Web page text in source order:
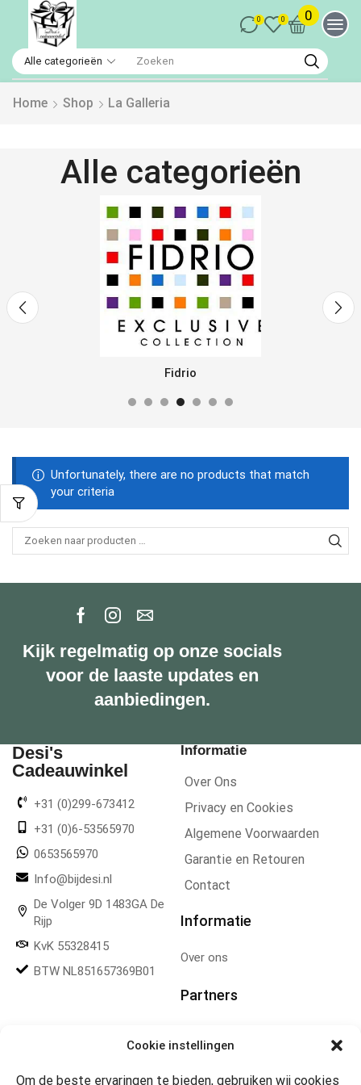
Cookie instellingen
Om de beste ervaringen te bieden, gebruiken wij cookies
0 0 0
Home Shop La Galleria
Alle categorieën
Unfortunately, there are no products that match
your criteria
Kijk regelmatig op onze socials
voor de laaste updates en
aanbiedingen.
Desi's
Cadeauwinkel
+31 (0)299-673412
+31 (0)6-53565970
0653565970
Info@bijdesi.nl
De Volger 9D 1483GA De
Rijp
KvK 55328415
BTW NL851657369B01
Informatie
Over Ons
Privacy en Cookies
Algemene Voorwaarden
Garantie en Retouren
Contact
Informatie
Over ons
Partners